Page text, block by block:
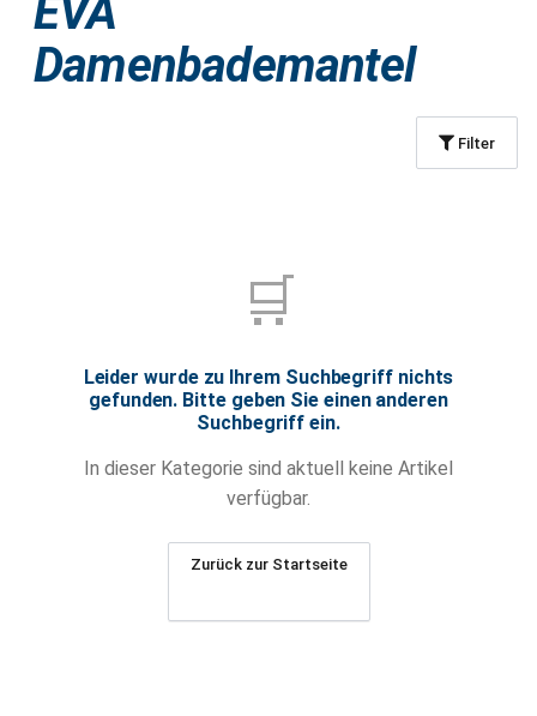
EVA
Damenbademantel
Filter
🛒
Leider wurde zu Ihrem Suchbegriff nichts
gefunden. Bitte geben Sie einen anderen
Suchbegriff ein.
In dieser Kategorie sind aktuell keine Artikel
verfügbar.
Zurück zur Startseite